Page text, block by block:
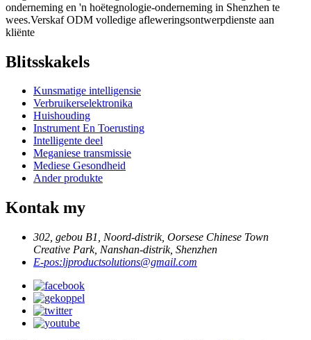
onderneming en 'n hoëtegnologie-onderneming in Shenzhen te
wees.Verskaf ODM volledige afleweringsontwerpdienste aan
kliënte
Blitsskakels
Kunsmatige intelligensie
Verbruikerselektronika
Huishouding
Instrument En Toerusting
Intelligente deel
Meganiese transmissie
Mediese Gesondheid
Ander produkte
Kontak my
302, gebou B1, Noord-distrik, Oorsese Chinese Town
Creative Park, Nanshan-distrik, Shenzhen
E-pos:ljproductsolutions@gmail.com